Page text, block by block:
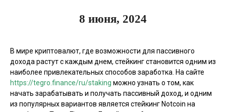
8 июня, 2024
В мире криптовалют, где возможности для пассивного
дохода растут с каждым днем, стейкинг становится одним из
наиболее привлекательных способов заработка. На сайте
https://tegro.finance/ru/staking можно узнать о том, как
начать зарабатывать и получать пассивный доход, и одним
из популярных вариантов является стейкинг Notcoin на